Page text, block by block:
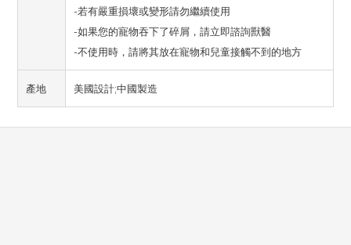
-若有嚴重損壞或變形請勿繼續使用
-如果您的寵物吞下了碎屑，請立即諮詢獸醫
-不使用時，請將其放在寵物和兒童接觸不到的地方
產地 美國設計;中國製造